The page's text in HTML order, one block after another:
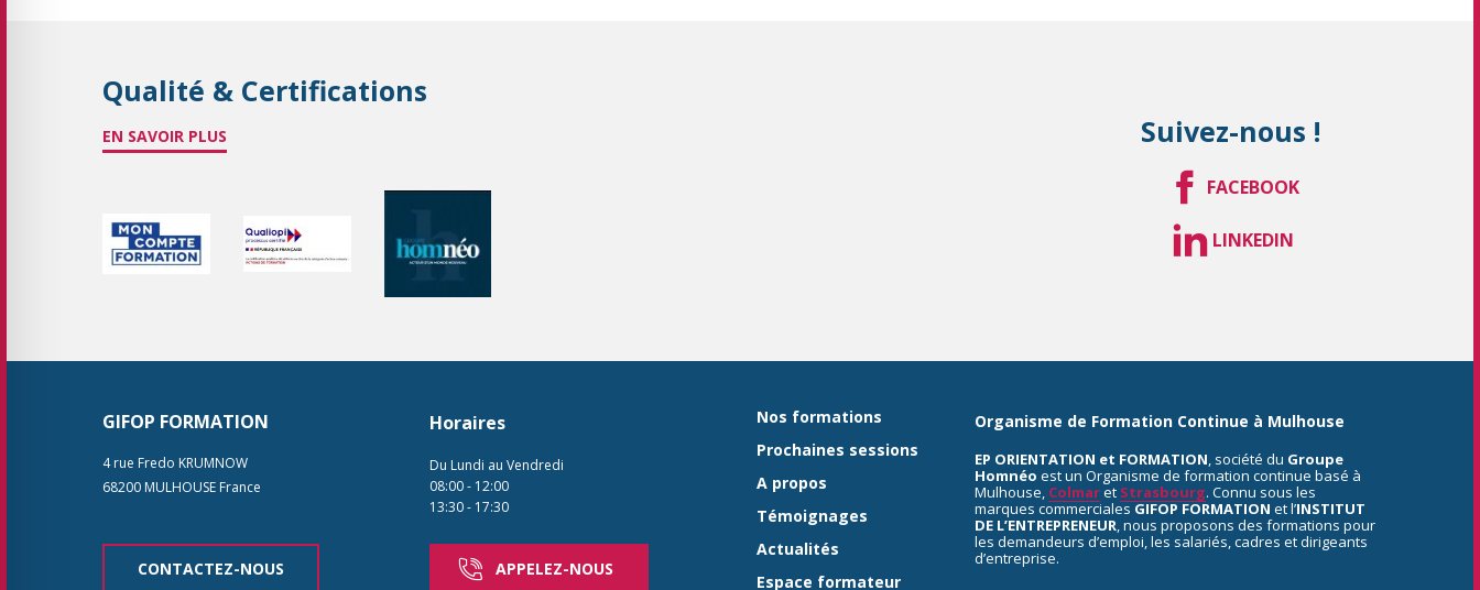
Qualité & Certifications
EN SAVOIR PLUS Suivez-nous !
FACEBOOK
LINKEDIN
GIFOP FORMATION
4 rue Fredo KRUMNOW
68200 MULHOUSE France
CONTACTEZ-NOUS
Horaires
Du Lundi au Vendredi
08:00- 12:00
13:30- 17:30
APPELEZ-NOUS
Nos formations
Prochaines sessions
A propos
Témoignages
Actualités
Espace formateur
Organisme de Formation Continue à Mulhouse
EP ORIENTATION et FORMATION, société du Groupe
Homnéoest un Organisme de formation continue basé à
Mulhouse, Colmaret Strasbourg. Connu sous les
marques commercialesGIFOP FORMATION et l’INSTITUT
DE L’ENTREPRENEUR, nous proposons des formations pour
les demandeurs d’emploi, les salariés, cadres et dirigeants
d’entreprise.